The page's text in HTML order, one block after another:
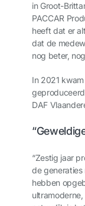
in Groot-
PACCAR
heeft dat er
dat de
nog beter,
In 2021
DAF
“Zestig jaar
de generaties
hebben